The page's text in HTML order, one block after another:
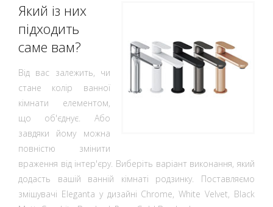
Який із них
підходить
саме вам?
Від вас залежить, чи
стане колір ванної
кімнати елементом,
що об'єднує. Або
завдяки йому можна
повністю змінити
враження від інтер'єру. Виберіть варіант виконання, який
додасть вашій ванній кімнаті родзинку. Поставляємо
змішувачі Eleganta у дизайні Chrome, White Velvet, Black